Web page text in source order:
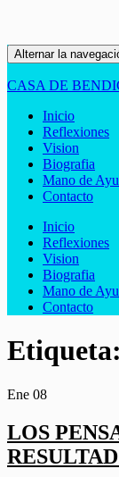
Alternar la
CASA DE
Inicio
Reflexiones
Vision
Biografia
Mano de
Contacto
Inicio
Reflexiones
Vision
Biografia
Mano de
Contacto
Etiqueta:
Ene 08
LOS